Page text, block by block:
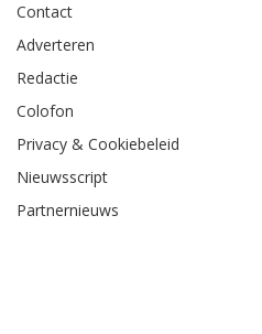
Contact
Adverteren
Redactie
Colofon
Privacy & Cookiebeleid
Nieuwsscript
Partnernieuws